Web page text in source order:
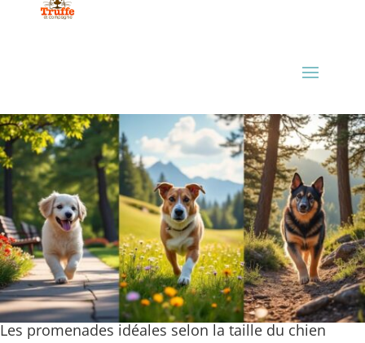
Les promenades idéales selon la taille du chien